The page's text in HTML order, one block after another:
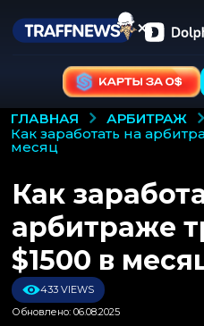
ГЛАВНАЯ
АРБИТРАЖ
как заработать на арбитраже трафика от $1500 в
месяц
Как
арбитраже
$1500 в
433 VIEWS
Обновлено: 06.08.2025